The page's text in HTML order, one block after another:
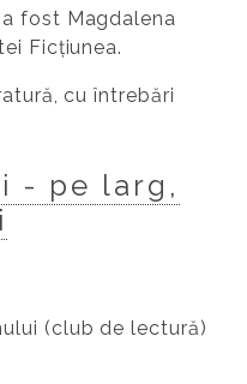
fost Magdalena
Ficțiunea.
cu întrebări
- pe larg,
(club de lectură)